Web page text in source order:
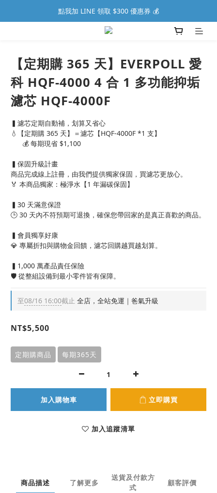
點我加 LINE 領取 $300 優惠券 💰
【定期購 365 天】EVERPOLL 愛
科 HQF-4000 4 合 1 多功能抑垢
濾芯 HQF-4000F
▍濾芯定期自動補，划算又省心
💧【定期購 365 天】＝濾芯【HQF-4000F *1 支】
      💰 每期現省 $1,100
▍保固升級計畫
商品完成線上註冊，由我們提供獨家保固，買濾芯更放心。
🏅 本商品獨家：極淨水【1 年漏碳保固】
▍30 天滿意保證
🕒 30 天內不符預期可退換，確保您帶回家的是真正喜歡的商品。
▍會員獨享好康
💎 專屬折扣與購物金回饋，濾芯回購越買越划算。
▍1,000 萬產品責任保險
🛡️ 從整組設備到最小零件皆有保障。
至08/16 16:00截止 全店，全站免運｜爸氣升級
NT$5,500
定期購商品 每期365天
加入購物車 立即購買
加入追蹤清單
商品描述 了解更多
送貨及付款方
式
顧客評價